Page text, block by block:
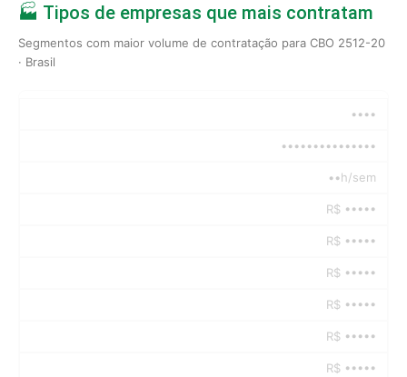
🏭 Tipos de empresas que mais contratam
Segmentos com maior volume de contratação para CBO 2512-20
· Brasil
••••
•••••••••••••••
••h/sem
R$ •••••
R$ •••••
R$ •••••
R$ •••••
R$ •••••
R$ •••••